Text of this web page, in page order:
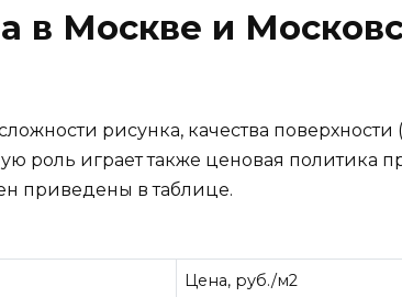
в Москве и
рисунка, качества поверхности
роль играет также ценовая политика
приведены в таблице.
Цена, руб./м2